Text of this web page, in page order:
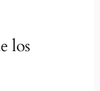
los